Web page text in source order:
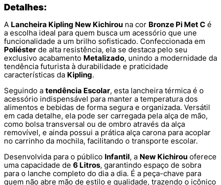
Detalhes:
A Lancheira Kipling New Kichirou na cor Bronze Pi Met C é
a escolha ideal para quem busca um acessório que une
funcionalidade a um brilho sofisticado. Confeccionada em
Poliéster de alta resistência, ela se destaca pelo seu
exclusivo acabamento Metalizado, unindo a modernidade da
tendência futurista à durabilidade e praticidade
características da Kipling.
Seguindo a tendência Escolar, esta lancheira térmica é o
acessório indispensável para manter a temperatura dos
alimentos e bebidas de forma segura e organizada. Versátil
em cada detalhe, ela pode ser carregada pela alça de mão,
como bolsa transversal ou de ombro através da alça
removível, e ainda possui a prática alça carona para acoplar
no carrinho da mochila, facilitando o transporte escolar.
Desenvolvida para o público Infantil, a New Kichirou oferece
uma capacidade de 6 Litros, garantindo espaço de sobra
para o lanche completo do dia a dia. É a peça-chave para
quem não abre mão de estilo e qualidade, trazendo o icônico